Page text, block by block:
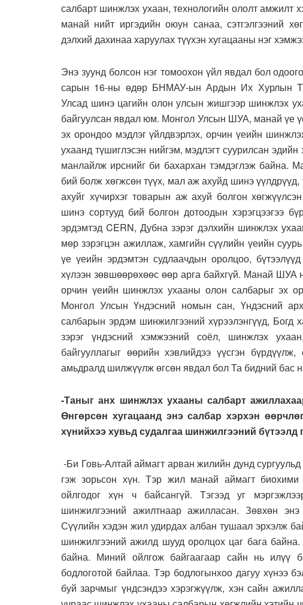
салбарт шинжлэх ухаан, технологийн ололт амжилт
манай нийт иргэдийн оюун санаа, сэтгэлгээний
дэлхий дахинаа харуулах түүхэн хугацааны нэг
Энэ зуунд болсон нэг томоохон үйл явдал бол
сарын 16-ны өдөр БНМАУ-ын Ардын Их Хурлын
Улсад шинэ цагийн олон улсын жишгээр шинжлэх
байгуулсан явдал юм. Монгол Улсын ШУА, манай үе
эх орондоо мэдлэг үйлдвэрлэх, орчин үеийн
ухаанд түшиглэсэн нийгэм, мэдлэгт суурилсан эдийн
манлайлж ирснийг би бахархан тэмдэглэж байна.
бий болж хөгжсөн түүх, мал аж ахуйд шинэ
ахуйг хүчирхэг товарын аж ахуй болгон
шинэ сортууд бий болгон дотоодын хэрэгцээгээ
эрдэмтэд CERN, Дубна зэрэг дэлхийн шинжлэх
мөр зэрэгцэн ажиллаж, хамгийн сүүлийн үеийн
үе үеийн эрдэмтэн судлаачдын оролцоо,
хүлээн зөвшөөрөхөөс өөр арга байхгүй. Манай ШУА
орчин үеийн шинжлэх ухааны олон салбарыг эх
Монгол Улсын Үндэсний номын сан, Үндэсний
салбарын эрдэм шинжилгээний хүрээлэнгүүд,
зэрэг үндэсний хэмжээний соёл, шинжлэх
байгууллагыг өөрийн хэвлийдээ үүсгэн
амьдралд шилжүүлж өгсөн явдал бол Та бидний бас
-Таныг анх шинжлэх ухааны салбарт
Өнгөрсөн хугацаанд энэ салбар хэрхэн
хүнийхээ хувьд судалгаа шинжилгээний бүтээлд
-Би Говь-Алтай аймагт арван жилийн дунд
гэж зорьсон хүн. Тэр жил манай аймагт биохими
ойлгодог хүн ч байсангүй. Тэгээд уг
шинжилгээний ажилтнаар ажилласан. Зөвхөн
Сүүлийн хэдэн жил удирдах албан тушаал эрхэлж
шинжилгээний ажилд шууд оролцох цаг бага
байна. Миний ойлгож байгаагаар сайн нь илүү
бодлоготой байлаа. Тэр бодлогынхоо дагуу хүнээ
буй зарчмыг үндсэндээ хэрэгжүүлж, хэн сайн